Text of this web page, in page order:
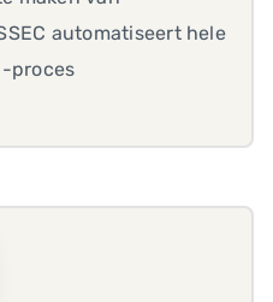
automatiseert hele
-proces